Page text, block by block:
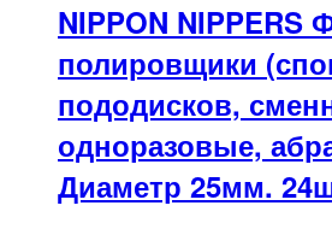
NIPPON NIPPERS
полировщики
пододисков,
одноразовые,
Диаметр 25мм.